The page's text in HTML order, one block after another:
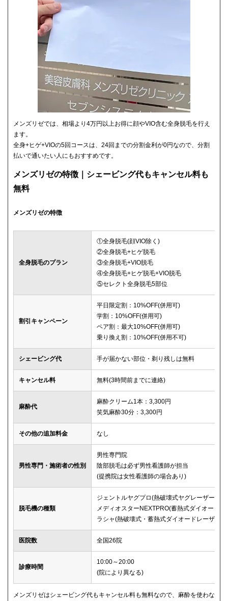
メンズリゼでは、相場より4万円以上お得に顔やVIO含む全身脱毛を行え
ます。
全身+ヒゲ+VIOの5回コースは、24回までの分割金利が0円なので、分割
払いで通いたい人にもおすすめです。
メンズリゼの特徴｜シェービング代もキャンセル料も
無料
メンズリゼの特徴
全身脱毛のプラン
①全身脱毛(顔VIO除く)
②全身脱毛+ヒゲ脱毛
③全身脱毛+VIO脱毛
④全身脱毛+ヒゲ脱毛+VIO脱毛
⑤セレクト全身脱毛5部位
割引キャンペーン
平日限定割：10%OFF(併用可)
学割：10%OFF(併用可)
ペア割：最大10%OFF(併用可)
乗り換え割：10%OFF(併用不可)
シェービング代 手が届かない部位・剃り残しは無料
キャンセル料 無料(3時間前までに連絡)
麻酔代
麻酔クリーム1本：3,300円
笑気麻酔30分：3,300円
その他の追加料金 なし
男性専門・施術者の性別
男性専門院
陰部脱毛は必ず男性看護師が担当
(提携院は女性看護師の場合あり)
脱毛機の種類
ジェントルヤグプロ(熱破壊式ヤグレーザー)
メディオスターNEXTPRO(蓄熱式ダイオード)
ラシャ(熱破壊式・蓄熱式ダイオードレーザー)
医院数 全国26院
診療時間
10:00～20:00
(院により異なる)
メンズリゼはシェービング代もキャンセル料も無料なので、麻酔を使わな